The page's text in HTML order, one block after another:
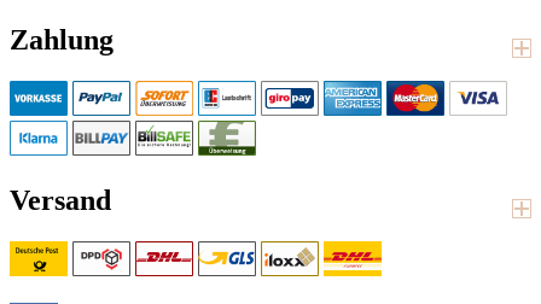
Zahlung
Versand